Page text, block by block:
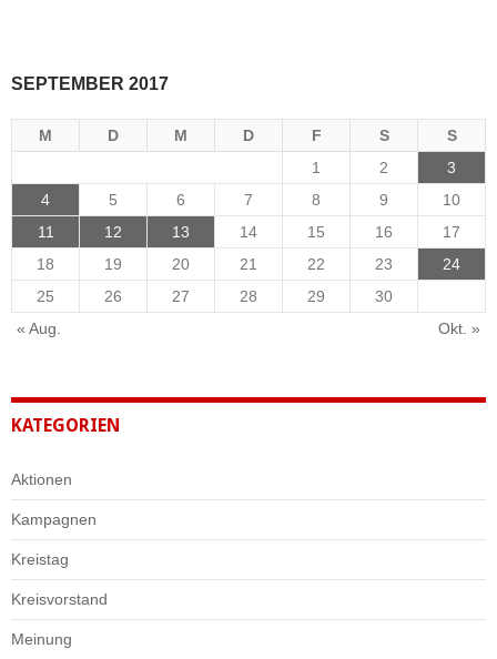
SEPTEMBER 2017
M D M D F S
S
1
2
3
4
5 6 7 8 9
10
11
12 13 14 15 16
17
18
19 20 21 22 23
24
25
26 27 28 29
30
« Aug.
Okt. »
KATEGORIEN
Aktionen
Kampagnen
Kreistag
Kreisvorstand
Meinung